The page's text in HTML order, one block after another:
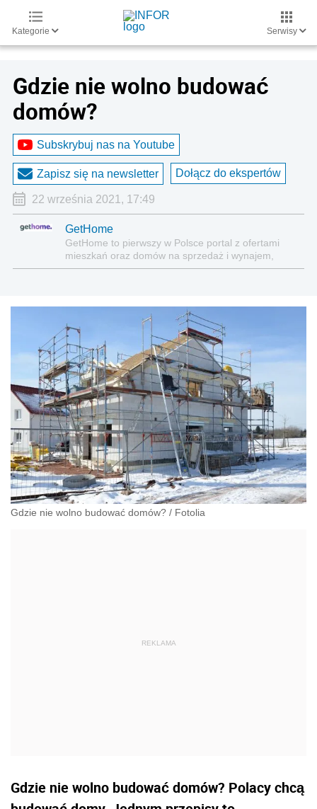
Kategorie Serwisy
Gdzie nie wolno budować
domów?
Subskrybuj nas na Youtube
Zapisz się na newsletter Dołącz do ekspertów
22 września 2021, 17:49
GetHome
GetHome to pierwszy w Polsce portal z ofertami
mieszkań oraz domów na sprzedaż i wynajem,
który zapewnia maksymalną przejrzystość dla
Gdzie nie wolno budować domów? / Fotolia
Gdzie nie wolno budować domów? Polacy chcą